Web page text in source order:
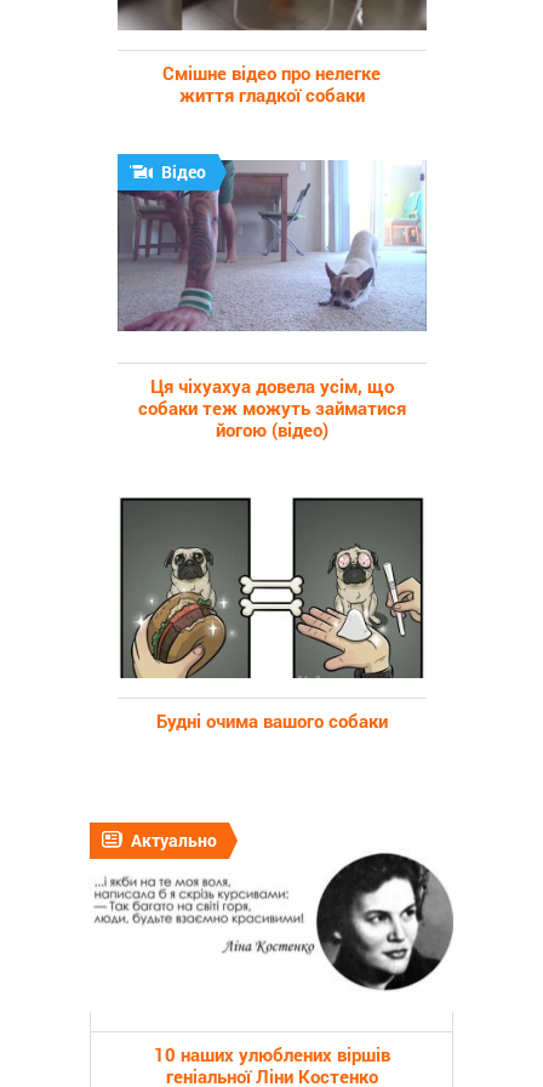
Смішне відео про нелегке
життя гладкої собаки
Відео
Ця чіхуахуа довела усім, що
собаки теж можуть займатися
йогою (відео)
Будні очима вашого собаки
Актуально
10 наших улюблених віршів
геніальної Ліни Костенко